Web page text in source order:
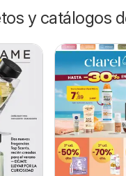
y catálogos